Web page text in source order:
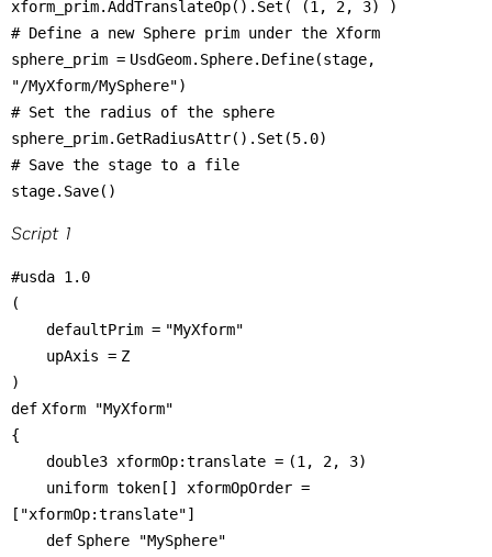
xform_prim.AddTranslateOp(). Set ( (1, 2, 3) )
# Define a new Sphere prim under the Xform
sphere_prim = UsdGeom.Sphere.Define(stage,
"/MyXform/MySphere")
# Set the radius of the sphere
sphere_prim.GetRadiusAttr(). Set (5.0)
# Save the stage to a file
stage.Save()
Script 1
#usda 1.0
(
defaultPrim = "MyXform"
upAxis = Z
)
def Xform
"MyXform"
{
double3 xformOp:translate = (1, 2, 3)
uniform token[] xformOpOrder =
[ "xformOp:translate"]
def Sphere
"MySphere"